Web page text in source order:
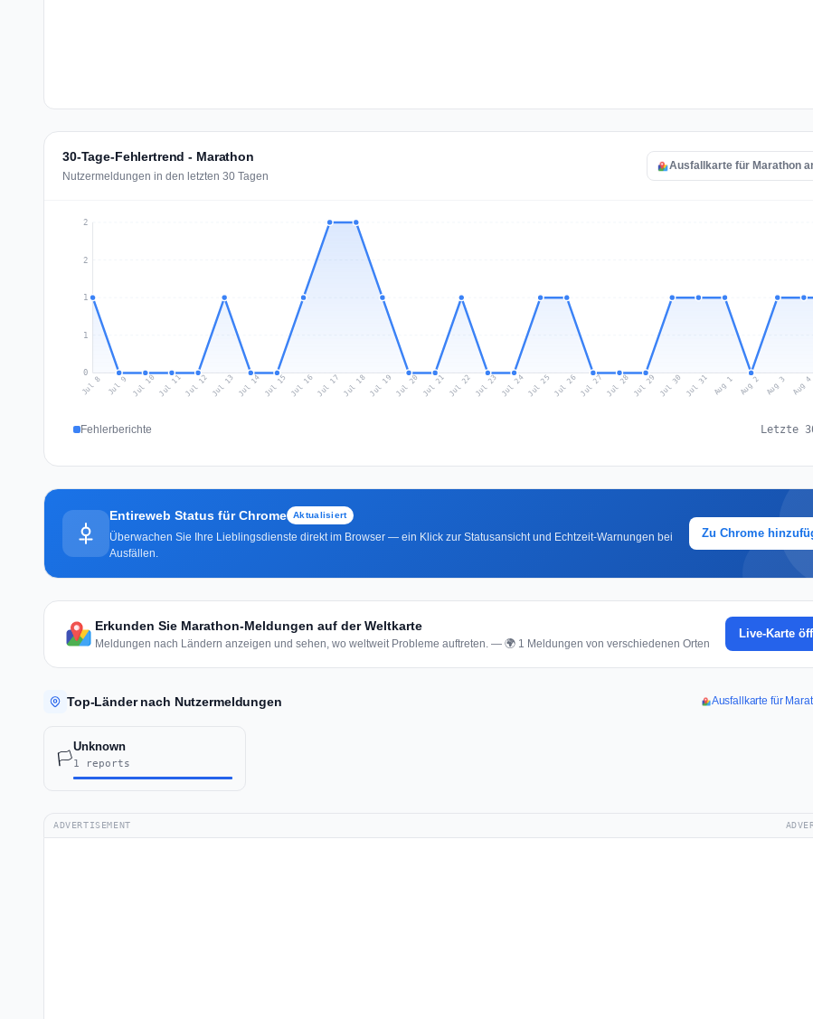
30-Tage-Fehlertrend - Marathon
Nutzermeldungen in den letzten 30 Tagen
Ausfallkarte für Marathon
0
1
1
2
2
Jul 8 Jul 9 Jul 10 Jul 11Jul 12 Jul 13 Jul 14 Jul 15 Jul 16Jul 17 Jul 18Jul 19 Jul 20 Jul 21 Jul 22 Jul 23 Jul 24Jul 25 Jul 26Jul 27 Jul 28 Jul 29 Jul 30 Jul 31 Aug 1 Aug 2 Aug 3 Aug 4
Fehlerberichte Letzte
Entireweb Status für Chrome Aktualisiert
Überwachen Sie Ihre Lieblingsdienste direkt im Browser — ein Klick zur Statusansicht und Echtzeit-Warnungen bei
Ausfällen.
Zu Chrome
Erkunden Sie Marathon-Meldungen auf der Weltkarte
Meldungen nach Ländern anzeigen und sehen, wo weltweit Probleme auftreten. — 🌍 1 Meldungen von verschiedenen Orten
Live-Karte
Top-Länder nach Nutzermeldungen Ausfallkarte für
🏳️
Unknown
1 reports
ADVERTISEMENT